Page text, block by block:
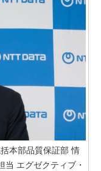
本部品質保証部 情
当 エグゼクティブ・